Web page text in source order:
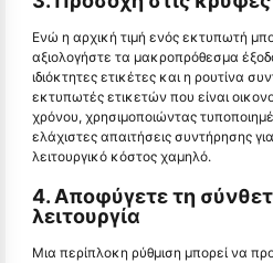
Ενώ η αρχική τιμή ενός εκτυπωτή
αξιολογήστε τα μακροπρόθεσμα
ιδιόκτητες ετικέτες και η ρουτίνα
εκτυπωτές ετικετών που είναι
χρόνου, χρησιμοποιώντας
ελάχιστες απαιτήσεις συντήρησης
λειτουργικό κόστος χαμηλό.
4. Αποφύγετε τη
λειτουργία
Μια περίπλοκη ρύθμιση μπορεί να